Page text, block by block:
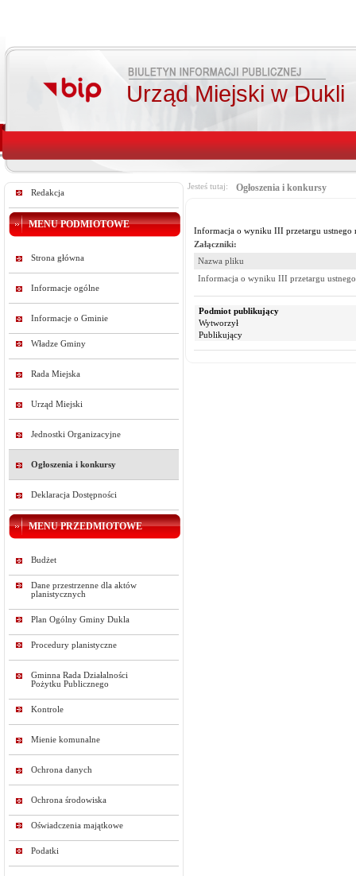
Urząd Miejski w Dukli
Redakcja
MENU PODMIOTOWE
Strona główna
Informacje ogólne
Informacje o Gminie
Władze Gminy
Rada Miejska
Urząd Miejski
Jednostki Organizacyjne
Ogłoszenia i konkursy
Deklaracja Dostępności
MENU PRZEDMIOTOWE
Budżet
Dane przestrzenne dla aktów
planistycznych
Plan Ogólny Gminy Dukla
Procedury planistyczne
Gminna Rada Działalności
Pożytku Publicznego
Kontrole
Mienie komunalne
Ochrona danych
Ochrona środowiska
Oświadczenia majątkowe
Podatki
Jesteś tutaj: Ogłoszenia i konkursy
Informacja o wyniku III przetargu ustnego
Załączniki:
Nazwa pliku
Informacja o wyniku III przetargu
Podmiot publikujący
Wytworzył
Publikujący